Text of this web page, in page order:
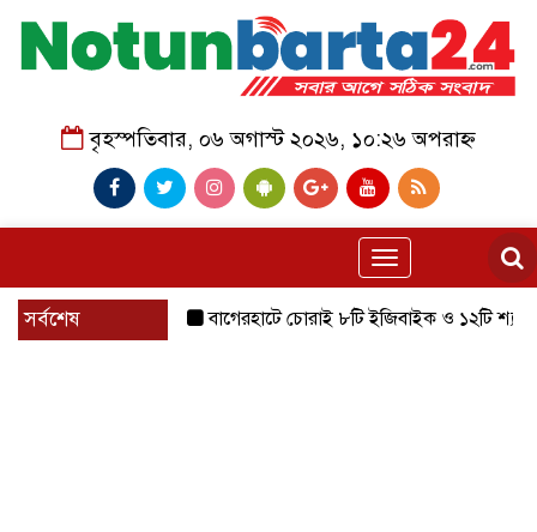
বৃহস্পতিবার, ০৬ অগাস্ট ২০২৬, ১০:২৬ অপরাহ্ন
Toggle
navigation
সর্বশেষ বাগেরহাটে চোরাই ৮টি ইজিবাইক ও ১২টি শ্যালোমেশিন